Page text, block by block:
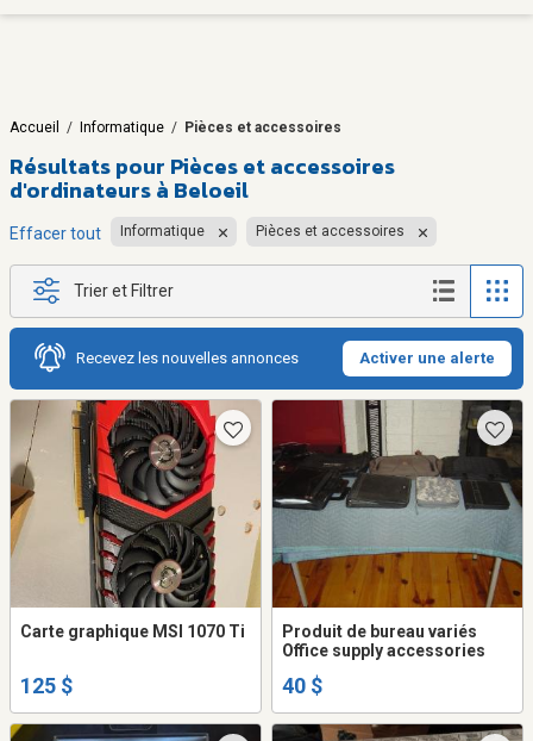
Accueil / Informatique / Pièces et accessoires
Résultats pour Pièces et accessoires
d'ordinateurs à Beloeil
Effacer tout Informatique Pièces et accessoires
Trier et Filtrer
Recevez les nouvelles annonces Activer une alerte
Carte graphique MSI 1070 Ti
125 $
Produit de bureau variés
Office supply accessories
40 $